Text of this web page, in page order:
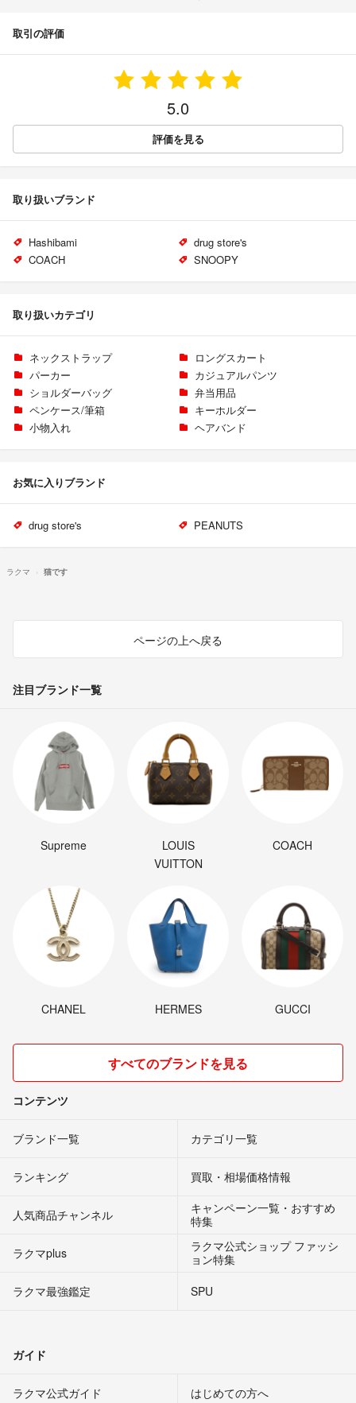
取引の評価
5.0
評価を見る
取り扱いブランド
Hashibami
drug store's
COACH
SNOOPY
取り扱いカテゴリ
ネックストラップ
ロングスカート
パーカー
カジュアルパンツ
ショルダーバッグ
弁当用品
ペンケース/筆箱
キーホルダー
小物入れ
ヘアバンド
お気に入りブランド
drug store's PEANUTS
ラクマ 猫です
ページの上へ戻る
注目ブランド一覧
Supreme
LOUIS
VUITTON
COACH
CHANEL HERMES GUCCI
すべてのブランドを見る
コンテンツ
ブランド一覧 カテゴリ一覧
ランキング 買取・相場価格情報
人気商品チャンネル
キャンペーン一覧・おすすめ
特集
ラクマplus
ラクマ公式ショップ ファッシ
ョン特集
ラクマ最強鑑定
SPU
ガイド
ラクマ公式ガイド はじめての方へ